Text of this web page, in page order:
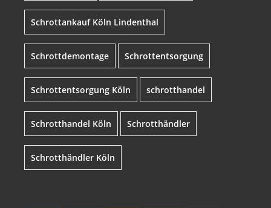
Schrottankauf Köln Lindenthal
Schrottdemontage Schrottentsorgung
Schrottentsorgung Köln schrotthandel
Schrotthandel Köln Schrotthändler
Schrotthändler Köln